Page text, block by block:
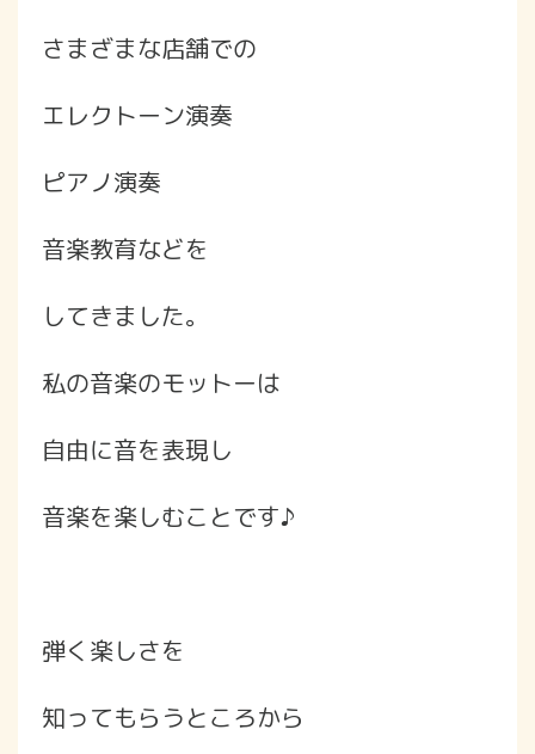
さまざまな店舗での
エレクトーン演奏
ピアノ演奏
音楽教育などを
してきました。
私の音楽のモットーは
自由に音を表現し
音楽を楽しむことです♪
弾く楽しさを
知ってもらうところから